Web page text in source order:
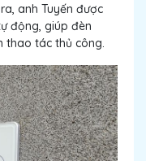
anh Tuyến được
động, giúp đèn
tác thủ công.